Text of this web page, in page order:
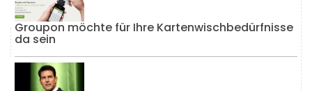
Groupon möchte für Ihre Kartenwischbedürfnisse
da sein